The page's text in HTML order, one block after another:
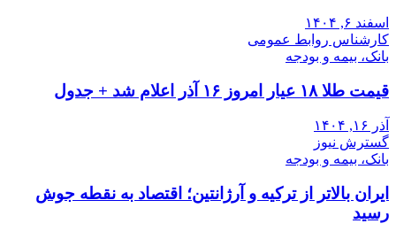
اسفند ۶, ۱۴۰۴
کارشناس روابط عمومی
بانک، بیمه و بودجه
قیمت طلا ۱۸ عیار امروز ۱۶ آذر اعلام شد + جدول
آذر ۱۶, ۱۴۰۴
گسترش نیوز
بانک، بیمه و بودجه
ایران بالاتر از ترکیه و آرژانتین؛ اقتصاد به نقطه جوش
رسید